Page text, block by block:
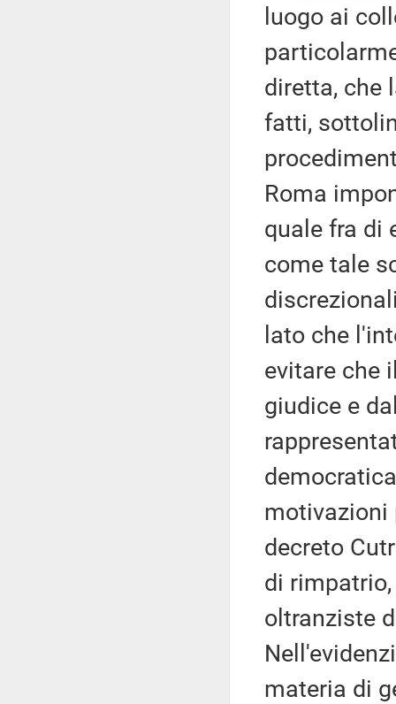
luogo ai
diretta, che
fatti,
Roma
quale fra di
come tale
lato che
evitare che
giudice e
motivazioni
decreto
di
oltranziste
materia di